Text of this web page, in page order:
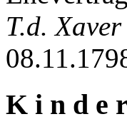
T.d.
K i n d e